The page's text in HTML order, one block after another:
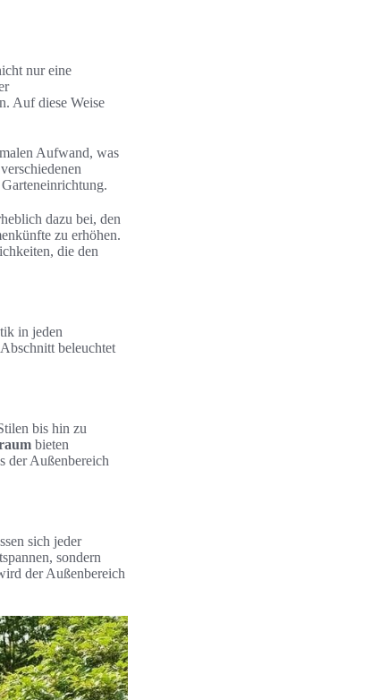
nur eine
Auf diese Weise
Aufwand, was
dazu bei, den
zu erhöhen.
die den
in jeden
beleuchtet
bis hin zu
bieten
der Außenbereich
sich jeder
sondern
der Außenbereich